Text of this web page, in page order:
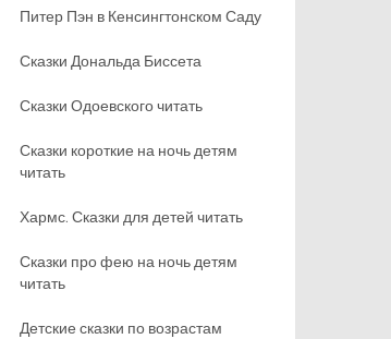
Питер Пэн в Кенсингтонском Саду
Сказки Дональда Биссета
Сказки Одоевского читать
Сказки короткие на ночь детям
читать
Хармс. Сказки для детей читать
Сказки про фею на ночь детям
читать
Детские сказки по возрастам